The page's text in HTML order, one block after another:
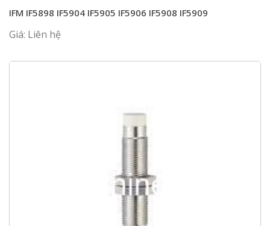
IFM IF5898 IF5904 IF5905 IF5906 IF5908 IF5909
Giá: Liên hệ